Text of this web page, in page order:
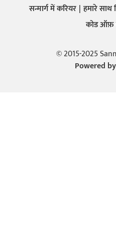
सन्मार्ग में करियर हमारे साथ
कोड ऑफ़
© 2015-2025
Powered by